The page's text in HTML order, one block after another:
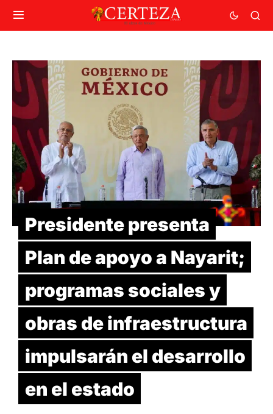
Presidente presenta
Plan de apoyo a Nayarit;
programas sociales y
obras de infraestructura
impulsarán el desarrollo
en el estado